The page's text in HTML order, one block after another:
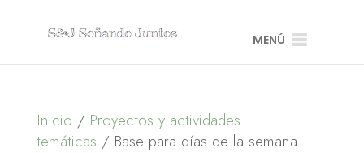
MENÚ
Inicio / Proyectos y actividades
temáticas / Base para días de la semana